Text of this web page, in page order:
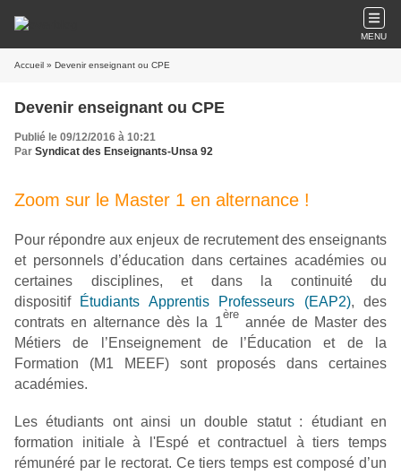
MENU
Accueil » Devenir enseignant ou CPE
Devenir enseignant ou CPE
Publié le 09/12/2016 à 10:21
Par Syndicat des Enseignants-Unsa 92
Zoom sur le Master 1 en alternance !
Pour répondre aux enjeux de recrutement des enseignants
et personnels d’éducation dans certaines académies ou
certaines disciplines, et dans la continuité du
dispositif Étudiants Apprentis Professeurs (EAP2), des
contrats en alternance dès la 1
ère
année de Master des
Métiers de l’Enseignement de l’Éducation et de la
Formation (M1 MEEF) sont proposés dans certaines
académies.
Les étudiants ont ainsi un double statut : étudiant en
formation initiale à l'Espé et contractuel à tiers temps
rémunéré par le rectorat. Ce tiers temps est composé d’un